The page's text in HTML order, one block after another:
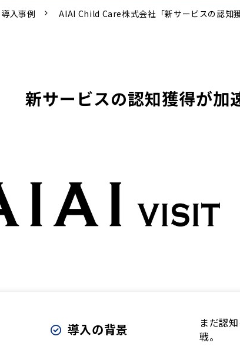
導入事例 AIAI Child Care株式会社「新サービスの認知
新サービスの認知獲得が加
導入の背景
まだ認
戦。